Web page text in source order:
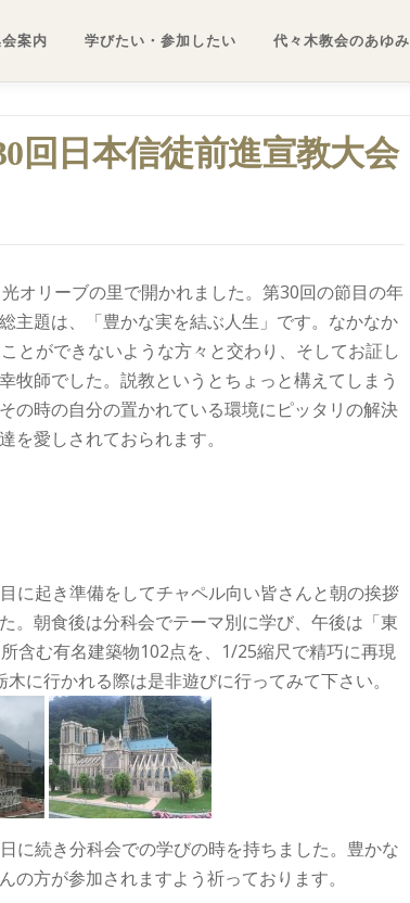
案内 学びたい・参加したい 代々木教会のあゆみ
回日本信徒前進宣教大会
オリーブの里で開かれました。第30回の節目の年
主題は、「豊かな実を結ぶ人生」です。なかなか
とができないような方々と交わり、そしてお証し
師でした。説教というとちょっと構えてしまう
の時の自分の置かれている環境にピッタリの解決
愛しされておられます。
に起き準備をしてチャペル向い皆さんと朝の挨拶
。朝食後は分科会でテーマ別に学び、午後は「東
含む有名建築物102点を、1/25縮尺で精巧に再現
に行かれる際は是非遊びに行ってみて下さい。
に続き分科会での学びの時を持ちました。豊かな
方が参加されますよう祈っております。